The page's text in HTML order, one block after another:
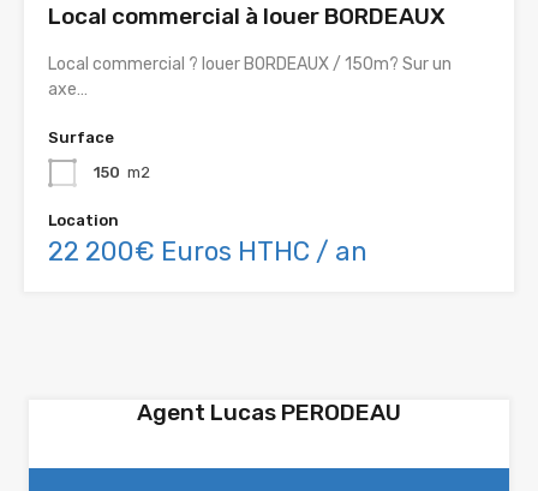
Local commercial à louer BORDEAUX
Local commercial ? louer BORDEAUX / 150m? Sur un
axe…
Surface
150 m2
Location
22 200€ Euros HTHC / an
Agent Lucas PERODEAU